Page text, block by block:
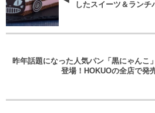
したスイーツ＆ランチ
昨年話題になった人気パン「黒にゃんこ
登場！HOKUOの全店で発